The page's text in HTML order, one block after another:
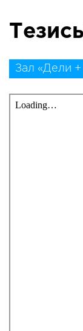
Зал «Дели +